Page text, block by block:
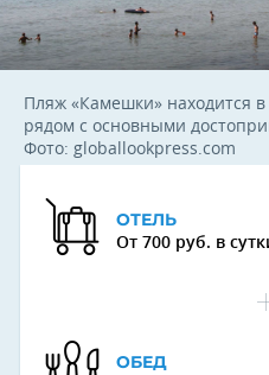
Пляж «Камешки» находится
рядом с основными
Фото: globallookpress.com
ОТЕЛЬ
От 700 руб. в
ОБЕД